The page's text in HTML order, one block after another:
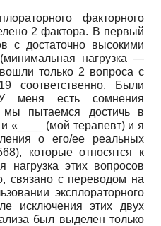
факторного
2 фактора. В первый
с достаточно высокими
нагрузка —
только 2 вопроса с
соответственно. Были
меня есть сомнения
мы пытаемся достичь в
«____ (мой терапевт) и я
о его/ее реальных
которые относятся к
нагрузка этих вопросов
связано с переводом на
эксплораторного
исключения этих двух
был выделен только